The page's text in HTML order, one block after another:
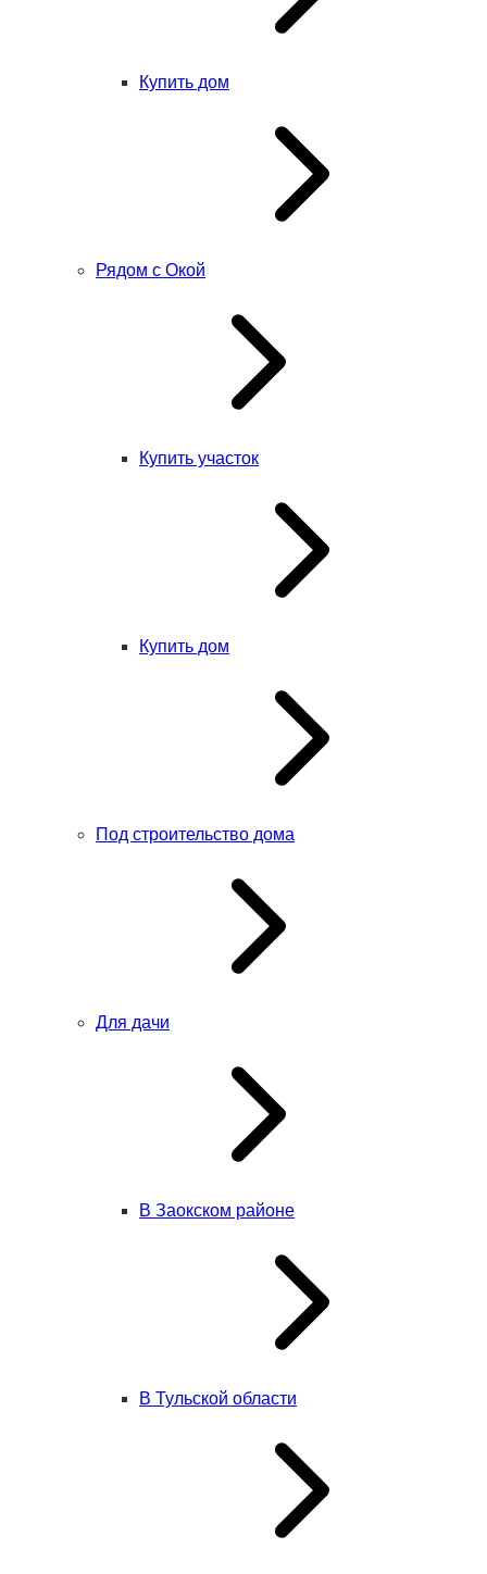
Купить дом
Рядом с Окой
Купить участок
Купить дом
Под строительство дома
Для дачи
В Заокском районе
В Тульской области